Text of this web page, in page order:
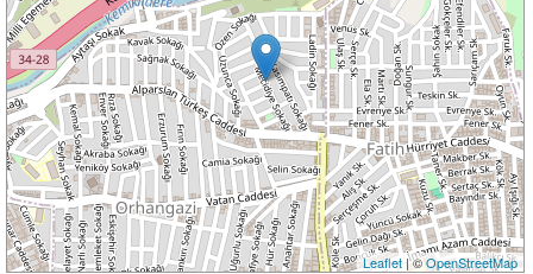
Leaflet| ©OpenStreetMap